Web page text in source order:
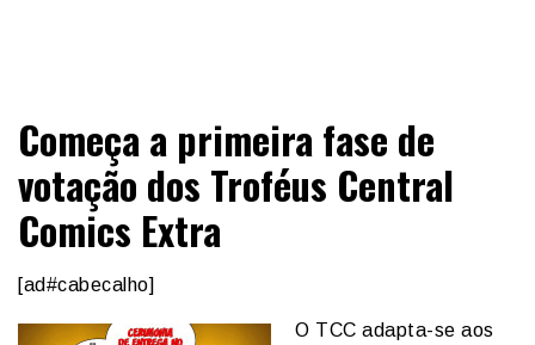
Central Comics
Começa a primeira fase de
votação dos Troféus Central
Comics Extra
[ad#cabecalho]
O TCC adapta-se aos